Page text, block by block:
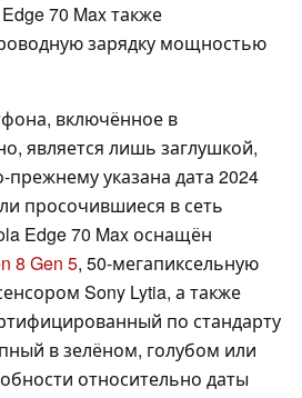
70 Max также
зарядку мощностью
включённое в
является лишь заглушкой,
прежнему указана дата 2024
просочившиеся в сеть
Edge 70 Max оснащён
8 Gen 5, 50-мегапиксельную
Sony Lytia, а также
по стандарту
в зелёном, голубом или
относительно даты